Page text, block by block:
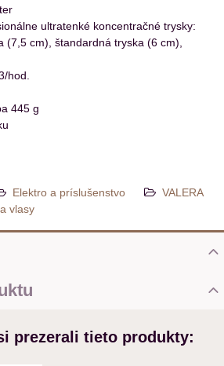
ultratenké koncentračné trysky:
(7,5 cm), štandardná tryska (6 cm),
hod.
445 g
Elektro a príslušenstvo
VALERA
vlasy
odporúčania - pre použitím
na výrobcom určené účely
(strihanie vlasov, úprava vlasov,
prezerali tieto produkty: